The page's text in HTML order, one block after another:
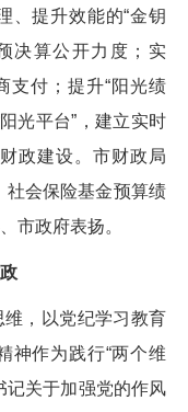
、提升效能的“金钥
决算公开力度；实
支付；提升“阳光绩
光平台”，建立实时
政建设。市财政局
社会保险基金预算绩
市政府表扬。
，以党纪学习教育
神作为践行“两个维
记关于加强党的作风